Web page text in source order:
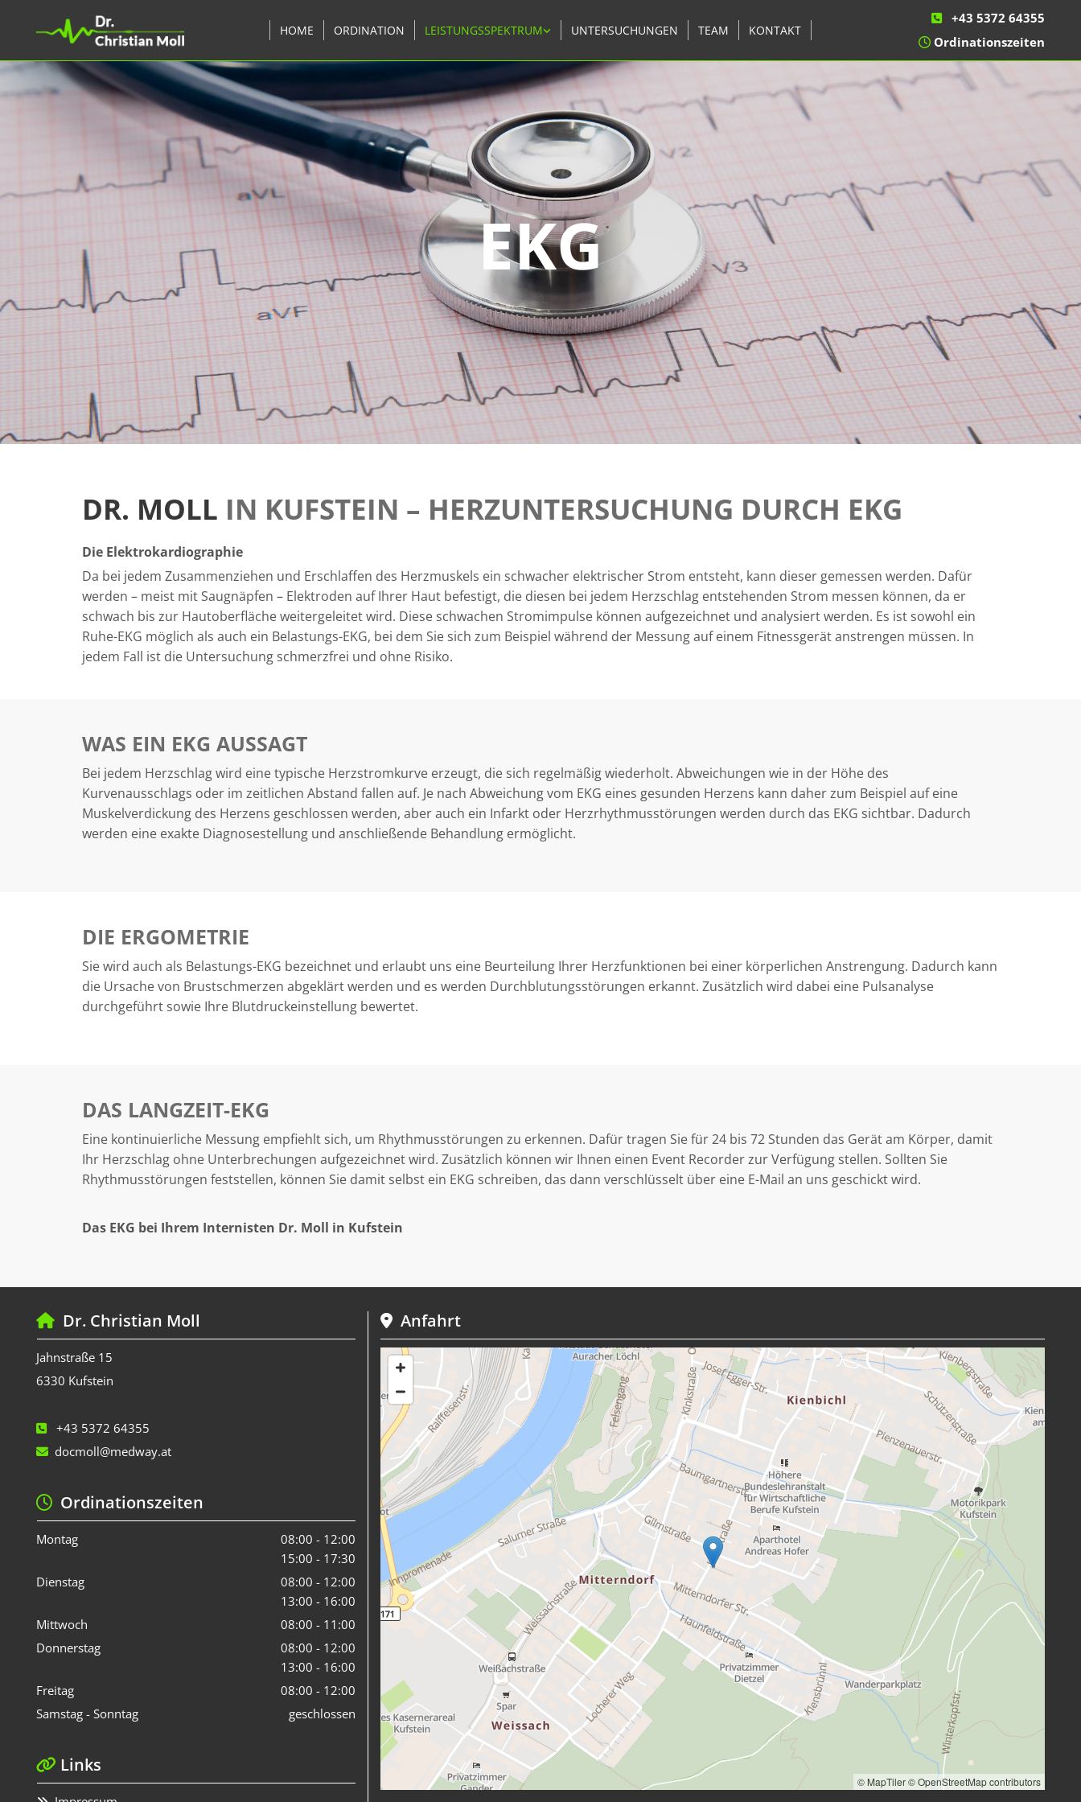
HOME ORDINATION LEISTUNGSSPEKTRUM UNTERSUCHUNGEN TEAM KONTAKT
 +43 5372 64355
 Ordinationszeiten
EKG
DR. MOLL IN KUFSTEIN – HERZUNTERSUCHUNG DURCH EKG
Die Elektrokardiographie
Da bei jedem Zusammenziehen und Erschlaffen des Herzmuskels ein schwacher elektrischer Strom entsteht, kann dieser gemessen werden. Dafür
werden – meist mit Saugnäpfen – Elektroden auf Ihrer Haut befestigt, die diesen bei jedem Herzschlag entstehenden Strom messen können, da er
schwach bis zur Hautoberfläche weitergeleitet wird. Diese schwachen Stromimpulse können aufgezeichnet und analysiert werden. Es ist sowohl ein
Ruhe-EKG möglich als auch ein Belastungs-EKG, bei dem Sie sich zum Beispiel während der Messung auf einem Fitnessgerät anstrengen müssen. In
jedem Fall ist die Untersuchung schmerzfrei und ohne Risiko.
WAS EIN EKG AUSSAGT
Bei jedem Herzschlag wird eine typische Herzstromkurve erzeugt, die sich regelmäßig wiederholt. Abweichungen wie in der Höhe des
Kurvenausschlags oder im zeitlichen Abstand fallen auf. Je nach Abweichung vom EKG eines gesunden Herzens kann daher zum Beispiel auf eine
Muskelverdickung des Herzens geschlossen werden, aber auch ein Infarkt oder Herzrhythmusstörungen werden durch das EKG sichtbar. Dadurch
werden eine exakte Diagnosestellung und anschließende Behandlung ermöglicht.
DIE ERGOMETRIE
Sie wird auch als Belastungs-EKG bezeichnet und erlaubt uns eine Beurteilung Ihrer Herzfunktionen bei einer körperlichen Anstrengung. Dadurch kann
die Ursache von Brustschmerzen abgeklärt werden und es werden Durchblutungsstörungen erkannt. Zusätzlich wird dabei eine Pulsanalyse
durchgeführt sowie Ihre Blutdruckeinstellung bewertet.
DAS LANGZEIT-EKG
Eine kontinuierliche Messung empfiehlt sich, um Rhythmusstörungen zu erkennen. Dafür tragen Sie für 24 bis 72 Stunden das Gerät am Körper, damit
Ihr Herzschlag ohne Unterbrechungen aufgezeichnet wird. Zusätzlich können wir Ihnen einen Event Recorder zur Verfügung stellen. Sollten Sie
Rhythmusstörungen feststellen, können Sie damit selbst ein EKG schreiben, das dann verschlüsselt über eine E-Mail an uns geschickt wird.
Das EKG bei Ihrem Internisten Dr. Moll in Kufstein
 Dr. Christian Moll
Jahnstraße 15
6330 Kufstein
 +43 5372 64355
 docmoll@medway.at
 Ordinationszeiten
Montag
08:00 - 12:00
15:00 - 17:30
Dienstag
08:00 - 12:00
13:00 - 16:00
Mittwoch
08:00 - 11:00
Donnerstag
08:00 - 12:00
13:00 - 16:00
Freitag
08:00 - 12:00
Samstag - Sonntag
geschlossen
 Links
Anfahrt
© MapTiler© OpenStreetMap contributors